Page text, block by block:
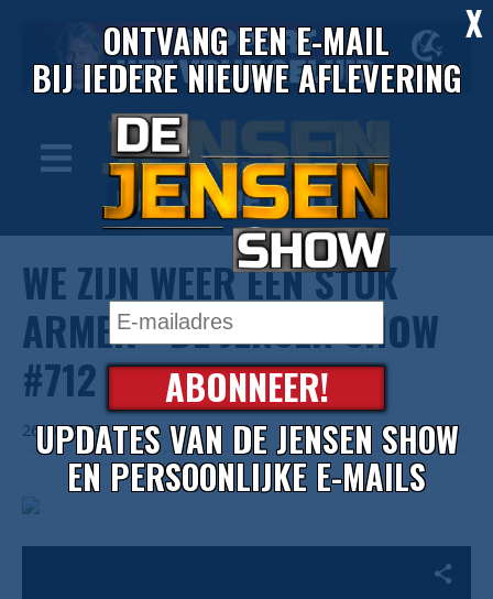
WE ZIJN WEER EEN STUK
ARMER - DE JENSEN SHOW
#712
26/06/2025
X
ONTVANG EEN E-MAIL
BIJ IEDERE NIEUWE AFLEVERING
ABONNEER!
UPDATES VAN DE JENSEN SHOW
EN PERSOONLIJKE E-MAILS